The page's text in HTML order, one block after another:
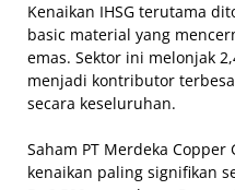
Kenaikan IHSG terutama
basic material yang
emas. Sektor ini melonjak
menjadi kontributor
secara keseluruhan.
Saham PT Merdeka Copper
kenaikan paling signifikan